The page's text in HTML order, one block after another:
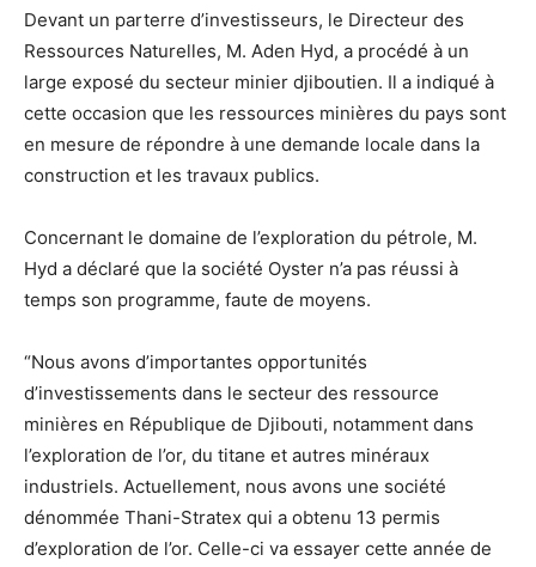
Devant un parterre d’investisseurs, le Directeur des
Ressources Naturelles, M. Aden Hyd, a procédé à un
large exposé du secteur minier djiboutien. Il a indiqué à
cette occasion que les ressources minières du pays sont
en mesure de répondre à une demande locale dans la
construction et les travaux publics.
Concernant le domaine de l’exploration du pétrole, M.
Hyd a déclaré que la société Oyster n’a pas réussi à
temps son programme, faute de moyens.
“Nous avons d’importantes opportunités
d’investissements dans le secteur des ressource
minières en République de Djibouti, notamment dans
l’exploration de l’or, du titane et autres minéraux
industriels. Actuellement, nous avons une société
dénommée Thani-Stratex qui a obtenu 13 permis
d’exploration de l’or. Celle-ci va essayer cette année de